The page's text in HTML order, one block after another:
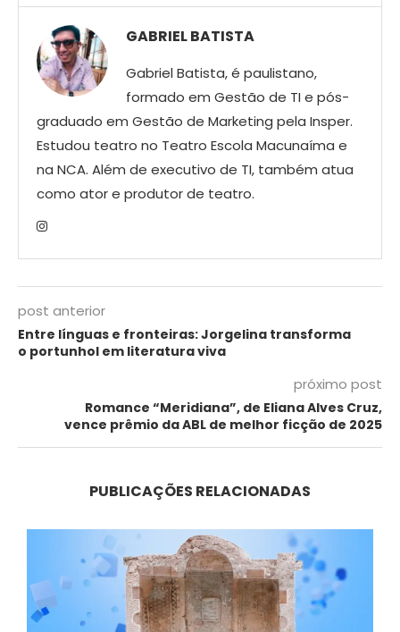
GABRIEL BATISTA
Gabriel Batista, é paulistano,
formado em Gestão de TI e pós-
graduado em Gestão de Marketing pela Insper.
Estudou teatro no Teatro Escola Macunaíma e
na NCA. Além de executivo de TI, também atua
como ator e produtor de teatro.
post anterior
Entre línguas e fronteiras: Jorgelina transforma
o portunhol em literatura viva
próximo post
Romance “Meridiana”, de Eliana Alves Cruz,
vence prêmio da ABL de melhor ficção de 2025
PUBLICAÇÕES RELACIONADAS